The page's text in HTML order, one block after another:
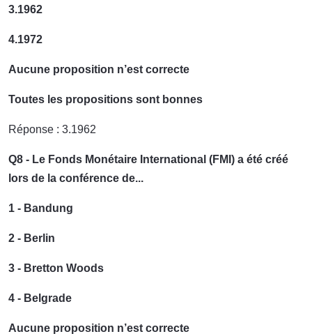
3.1962
4.1972
Aucune proposition n’est correcte
Toutes les propositions sont bonnes
Réponse : 3.1962
Q8 - Le Fonds Monétaire International (FMI) a été créé
lors de la conférence de...
1 - Bandung
2 - Berlin
3 - Bretton Woods
4 - Belgrade
Aucune proposition n’est correcte